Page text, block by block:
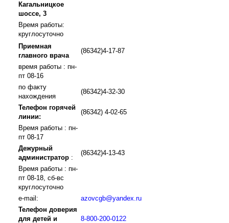
Кагальницкое
шоссе, 3
Время работы:
круглосуточно
Приемная
главного врача
(86342)4-17-87
время работы : пн-
пт 08-16
по факту
нахождения
(86342)4-32-30
Телефон горячей
линии:
(86342) 4-02-65
Время работы : пн-
пт 08-17
Дежурный
администратор :
(86342)4-13-43
Время работы : пн-
пт 08-18, сб-вс
круглосуточно
e-mail:
azovcgb@yandex.ru
Телефон доверия
для детей и
8-800-200-0122